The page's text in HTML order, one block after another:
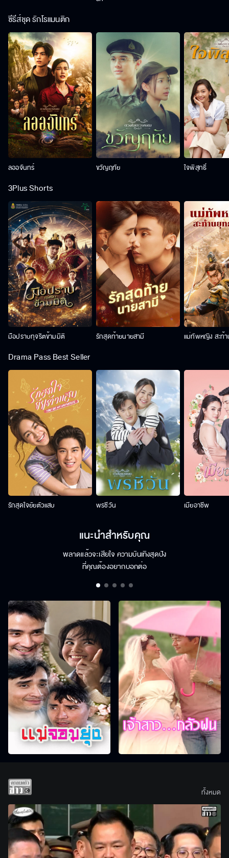
ซีรีส์ชุด รักโรแมนติก
ลออจันทร์ ขวัญฤทัย ใจพิสุทธิ์
3Plus Shorts
มือปราบทุจริตข้ามมิติ รักสุดท้ายนายสามี แม่ทัพหญิง สะท้
Drama Pass Best Seller
รักสุดใจยัยตัวแสบ พรชีวัน เมียอาชีพ
แนะนำสำหรับคุณ
พลาดแล้วจะเสียใจ ความบันเทิงสุดปัง
ที่คุณต้องอยากบอกต่อ
ทั้งหมด